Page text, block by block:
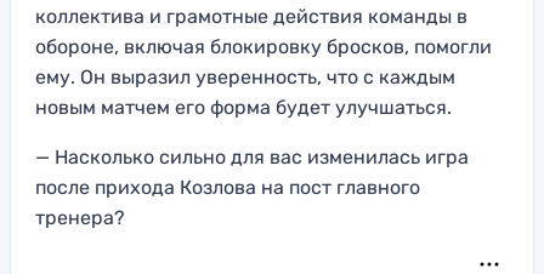
коллектива и грамотные действия команды в
обороне, включая блокировку бросков, помогли
ему. Он выразил уверенность, что с каждым
новым матчем его форма будет улучшаться.
— Насколько сильно для вас изменилась игра
после прихода Козлова на пост главного
тренера?